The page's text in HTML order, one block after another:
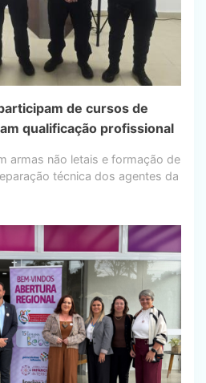
de cursos de
qualificação profissional
armas não letais e formação de
técnica dos agentes da